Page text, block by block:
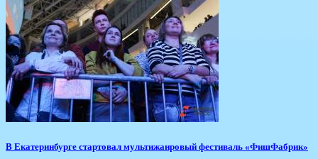
В Екатеринбурге стартовал мультижанровый фестиваль «ФишФабрик»